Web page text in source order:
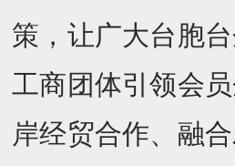
策，让广大台胞
工商团体引领会
岸经贸合作、融